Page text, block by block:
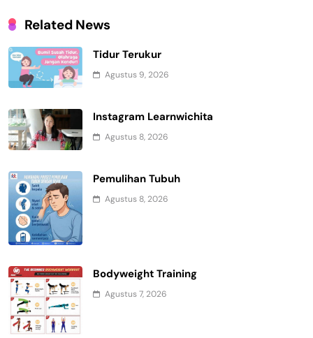
Related News
Tidur Terukur
Agustus 9, 2026
Instagram Learnwichita
Agustus 8, 2026
Pemulihan Tubuh
Agustus 8, 2026
Bodyweight Training
Agustus 7, 2026